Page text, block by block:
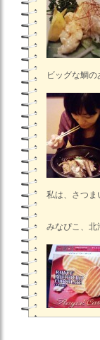
ビッグな鯛
私は、さつま
みなぴこ、北